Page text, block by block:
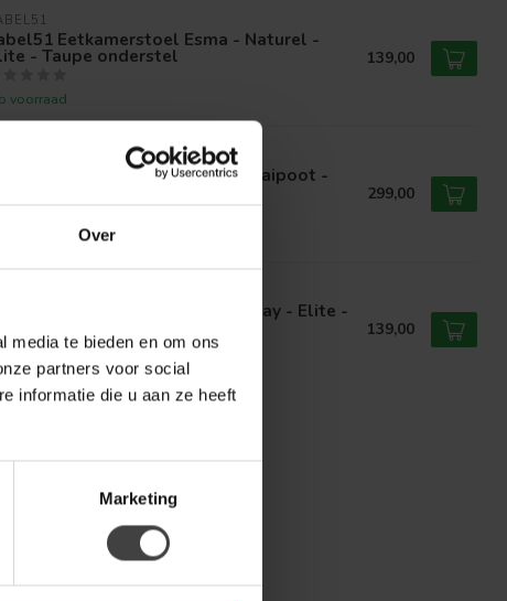
Over
media te bieden en om ons
partners voor social
informatie die u aan ze heeft
Marketing
Eetkamerstoel Esma - Naturel -
- Taupe onderstel
voorraad
139,00
Eetkamerstoel Bruce - Draaipoot -
299,00
Eetkamerstoel Esma - Clay - Elite -
voorraad
139,00